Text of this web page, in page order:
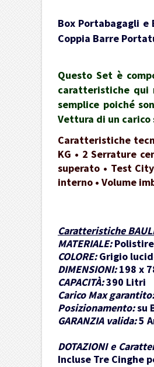
Box Portabagagli
Coppia Barre
Questo Set è
caratteristiche qui
semplice poiché
Vettura di un
Caratteristiche
KG • 2 Serrature
superato • Test
interno • Volume
Caratteristiche
MATERIALE:
COLORE: Grigio
DIMENSIONI: 198 x
CAPACITÀ:390 Litri
Carico Max garantito:
Posizionamento:su
GARANZIA valida:5
DOTAZIONI e
Incluse Tre Cinghe